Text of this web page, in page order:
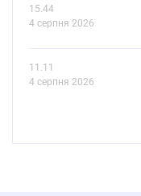
15.44
4 серпня 2026
11.11
4 серпня 2026